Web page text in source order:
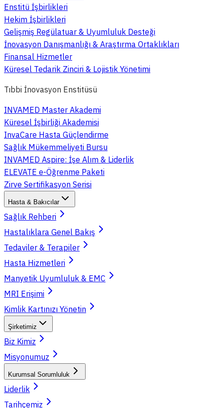
Enstitü İşbirlikleri
Hekim İşbirlikleri
Gelişmiş Regülatuar & Uyumluluk Desteği
İnovasyon Danışmanlığı & Araştırma Ortaklıkları
Finansal Hizmetler
Küresel Tedarik Zinciri & Lojistik Yönetimi
Tıbbi İnovasyon Enstitüsü
INVAMED Master Akademi
Küresel İşbirliği Akademisi
InvaCare Hasta Güçlendirme
Sağlık Mükemmeliyeti Bursu
INVAMED Aspire: İşe Alım & Liderlik
ELEVATE e-Öğrenme Paketi
Zirve Sertifikasyon Serisi
Hasta & Bakıcılar
Sağlık Rehberi
Hastalıklara Genel Bakış
Tedaviler & Terapiler
Hasta Hizmetleri
Manyetik Uyumluluk & EMC
MRI Erişimi
Kimlik Kartınızı Yönetin
Şirketimiz
Biz Kimiz
Misyonumuz
Kurumsal Sorumluluk
Liderlik
Tarihçemiz